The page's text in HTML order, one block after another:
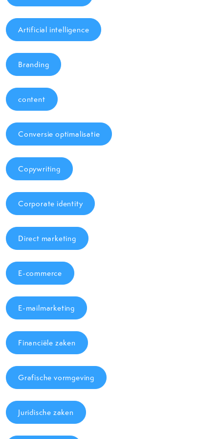
Artificial intelligence
Branding
content
Conversie optimalisatie
Copywriting
Corporate identity
Direct marketing
E-commerce
E-mailmarketing
Financiële zaken
Grafische vormgeving
Juridische zaken